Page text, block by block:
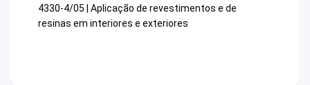
4330-4/05 | Aplicação de revestimentos e de
resinas em interiores e exteriores